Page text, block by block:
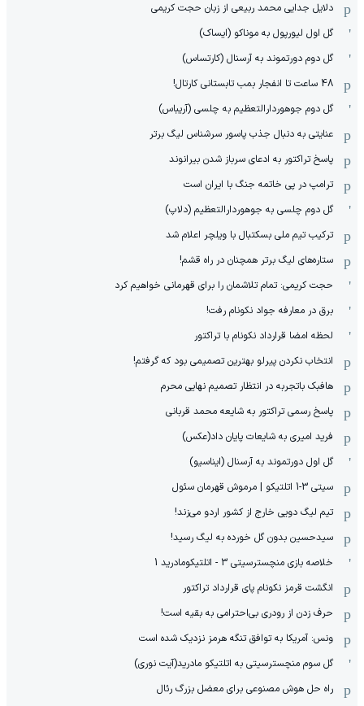
دلایل جدایی محمد ربیعی از زبان حجت کریمی
گل اول لیورپول به موناکو (ایساک)
گل دوم دورتموند به آرسنال (کارتساس)
48 ساعت تا انفجار بمب تابستانی کارتال!
گل دوم جوهوردارالتعظیم به چلسی (آریباس)
عنایتی به دنبال جذب پاسور سرشناس لیگ برتر
پاسخ تراکتور به ادعای سرباز شدن بیرانوند
ترامپ در پی خاتمه جنگ با ایران است
گل دوم چلسی به جوهوردارالتعظیم (دلاپ)
ترکیب تیم ملی بسکتبال با ویلچر اعلام شد
ستاره‌های لیگ برتر همچنان در راه قشم!
حجت کریمی: تمام تلاشمان را برای قهرمانی خواهیم کرد
برق در معارفه جواد نکونام رفت!
لحظه امضا قرارداد نکونام با تراکتور
انتخاب نکردن پیرلو بهترین تصمیمی بود که گرفتم!
هافبک باتجربه در انتظار تصمیم نهایی محرم
پاسخ رسمی تراکتور به شایعه محمد قربانی
فرید امیری به شایعات پایان داد(عکس)
گل اول دورتموند به آرسنال (ایناسیو)
سیتی 3-1 اتلتیکو | مرموش قهرمان سئول
تیم لیگ دویی خارج از کشور اردو می‌زند!
سیدحسین بدون گل خورده به لیگ رسید!
خلاصه بازی منچسترسیتی 3 - اتلتیکومادرید 1
انگشت قرمز نکونام پای قرارداد تراکتور
حرف زدن از رودری بی‌احترامی به بقیه است!
ونس: آمریکا به توافق تنگه هرمز نزدیک شده است
گل سوم منچسترسیتی به اتلتیکو مادرید(آیت نوری)
راه حل هوش مصنوعی برای معضل بزرگ رئال